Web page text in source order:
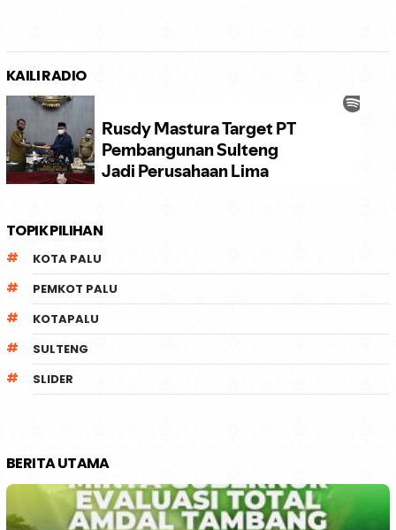
KAILI RADIO
TOPIK PILIHAN
KOTA PALU
PEMKOT PALU
KOTAPALU
SULTENG
SLIDER
BERITA UTAMA